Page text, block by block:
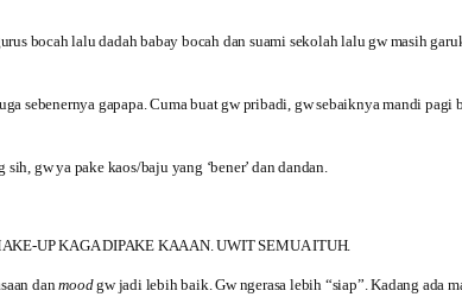
bocah lalu dadah babay bocah dan suami sekolah lalu gw masih
sebenernya gapapa. Cuma buat gw pribadi, gw sebaiknya mandi pagi
gw ya pake kaos/baju yang ‘bener’ dan dandan.
UP KAGA DIPAKE KAAAN. UWIT SEMUA ITUH.
danmoodgw jadi lebih baik. Gw ngerasa lebih “siap”. Kadang ada